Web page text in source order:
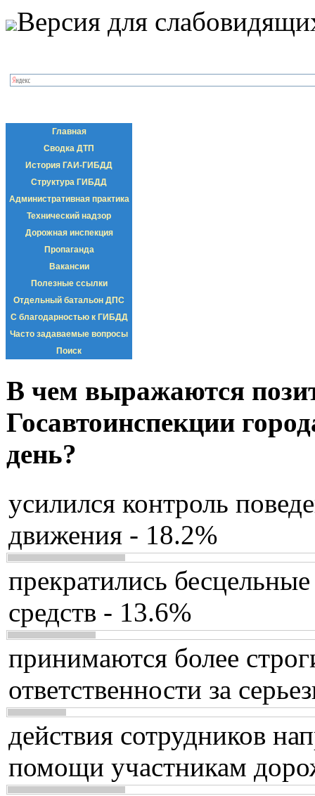
Версия для
Главная
Сводка ДТП
История ГАИ-ГИБДД
Структура ГИБДД
Административная практика
Технический надзор
Дорожная инспекция
Пропаганда
Вакансии
Полезные ссылки
Отдельный батальон ДПС
С благодарностью к ГИБДД
Часто задаваемые вопросы
Поиск
В чем выражаются
Госавтоинспекции
день?
усилился контроль
движения - 18.2%
прекратились
средств - 13.6%
принимаются более
ответственности за
действия сотрудников
помощи участникам